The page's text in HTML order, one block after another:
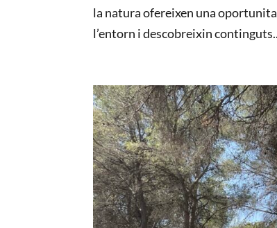
la natura ofereixen una
l’entorn i descobreixin